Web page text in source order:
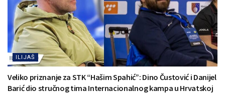
ILIJAŠ
Veliko priznanje za STK “Hašim Spahić”: Dino Čustović i Danijel
Barić dio stručnog tima Internacionalnog kampa u Hrvatskoj